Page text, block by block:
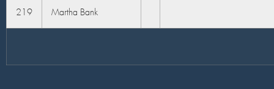
219 Martha Bank